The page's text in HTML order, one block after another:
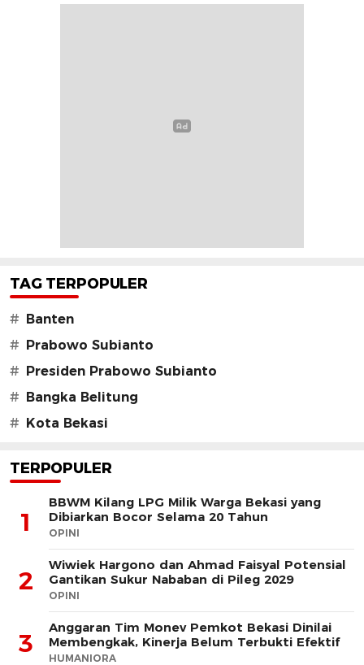
TAG TERPOPULER
# Banten
# Prabowo Subianto
# Presiden Prabowo Subianto
# Bangka Belitung
# Kota Bekasi
TERPOPULER
1
BBWM Kilang LPG Milik Warga Bekasi yang
Dibiarkan Bocor Selama 20 Tahun
OPINI
2
Wiwiek Hargono dan Ahmad Faisyal Potensial
Gantikan Sukur Nababan di Pileg 2029
OPINI
3
Anggaran Tim Monev Pemkot Bekasi Dinilai
Membengkak, Kinerja Belum Terbukti Efektif
HUMANIORA